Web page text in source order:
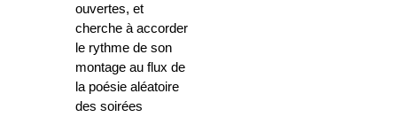
ouvertes, et
cherche à accorder
le rythme de son
montage au flux de
la poésie aléatoire
des soirées